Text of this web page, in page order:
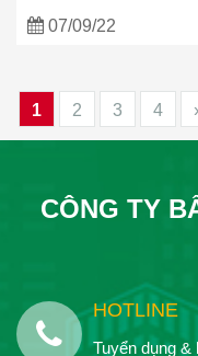
07/09/22
1 2 3 4
CÔNG TY
HOTLINE
Tuyển dụng &